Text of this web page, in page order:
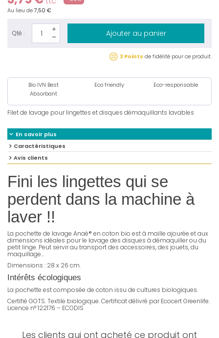
Au lieu de7,50 €
Qté : Ajouter au panier
3 Points de fidélité pour ce produit.
Bio IVN Best Eco friendly
Eco-responsable
Absorbant
Filet de lavage pour lingettes et disques démaquillants lavables
En savoir plus
Caractéristiques
Avis clients
Fini les lingettes qui se
perdent dans la machine à
laver !!
La pochette de lavage Anaé® en coton bio est à maille ajourée et aux
dimensions idéales pour le lavage des disques à démaquiller ou du
petit linge. Peut servir au transport des accessoires, des jouets, du
maquillage…
Dimensions : 28 x 26 cm.
Intérêts écologiques
La pochette est composée de coton issu de cultures biologiques.
Certifié GOTS. Textile biologique. Certificat délivré par Ecocert Greenlife.
Licence n° 122176 – ECODIS
Les clients qui ont acheté ce produit ont